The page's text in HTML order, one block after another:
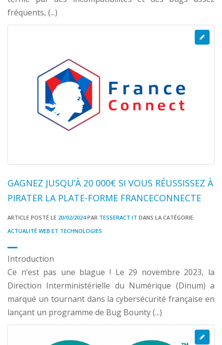
fréquents, (...)
GAGNEZ JUSQU’À 20 000€ SI VOUS RÉUSSISSEZ À
PIRATER LA PLATE-FORME FRANCECONNECTE
ARTICLE POSTÉ LE 20/02/2024PAR TESSERACT IT DANS LA CATÉGORIE
ACTUALITÉ WEB ET TECHNOLOGIES
Introduction
Ce n’est pas une blague ! Le 29 novembre 2023, la
Direction Interministérielle du Numérique (Dinum) a
marqué un tournant dans la cybersécurité française en
lançant un programme de Bug Bounty (...)